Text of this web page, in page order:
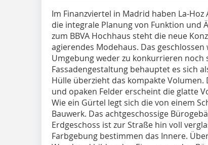
Im Finanzviertel in Madrid haben La-
die integrale Planung von Funktion und
zum BBVA Hochhaus steht die neue
agierendes Modehaus. Das
Umgebung weder zu konkurrieren
Fassadengestaltung behauptet es sich
Hülle überzieht das kompakte
und opaken Felder erscheint die glatte
Wie ein Gürtel legt sich die von einem
Bauwerk. Das achtgeschossige
Erdgeschoss ist zur Straße hin voll
Farbgebung bestimmen das Innere.